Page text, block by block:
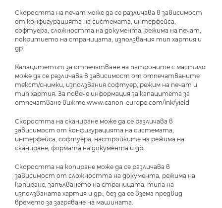
Скоростта на печат може да се различава в зависимост
от конфигурацията на системата, интерфейса,
софтуера, сложността на документа, режима на печат,
покритието на страницата, използвания тип хартия и
др.
Капацитетът за отпечатване на патроните с мастило
може да се различава в зависимост от отпечатваните
текст/снимки, използвания софтуер, режим на печат и
тип хартия. За повече информация за капацитета за
отпечатване вижте www.canon-europe.com/ink/yield
Скоростта на сканиране може да се различава в
зависимост от конфигурацията на системата,
интерфейса, софтуера, настройките на режима на
сканиране, формата на документа и др.
Скоростта на копиране може да се различава в
зависимост от сложността на документа, режима на
копиране, запълването на страницата, типа на
използваната хартия и др., без да се взема предвид
времето за загряване на машината.